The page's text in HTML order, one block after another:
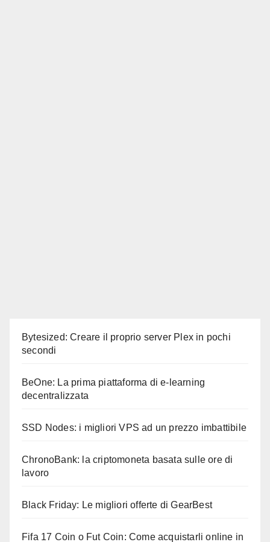
Bytesized: Creare il proprio server Plex in pochi
secondi
BeOne: La prima piattaforma di e-learning
decentralizzata
SSD Nodes: i migliori VPS ad un prezzo imbattibile
ChronoBank: la criptomoneta basata sulle ore di
lavoro
Black Friday: Le migliori offerte di GearBest
Fifa 17 Coin o Fut Coin: Come acquistarli online in